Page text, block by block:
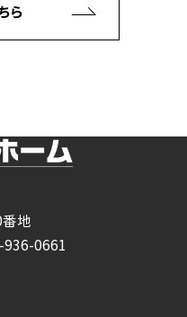
ら
地
936-0661